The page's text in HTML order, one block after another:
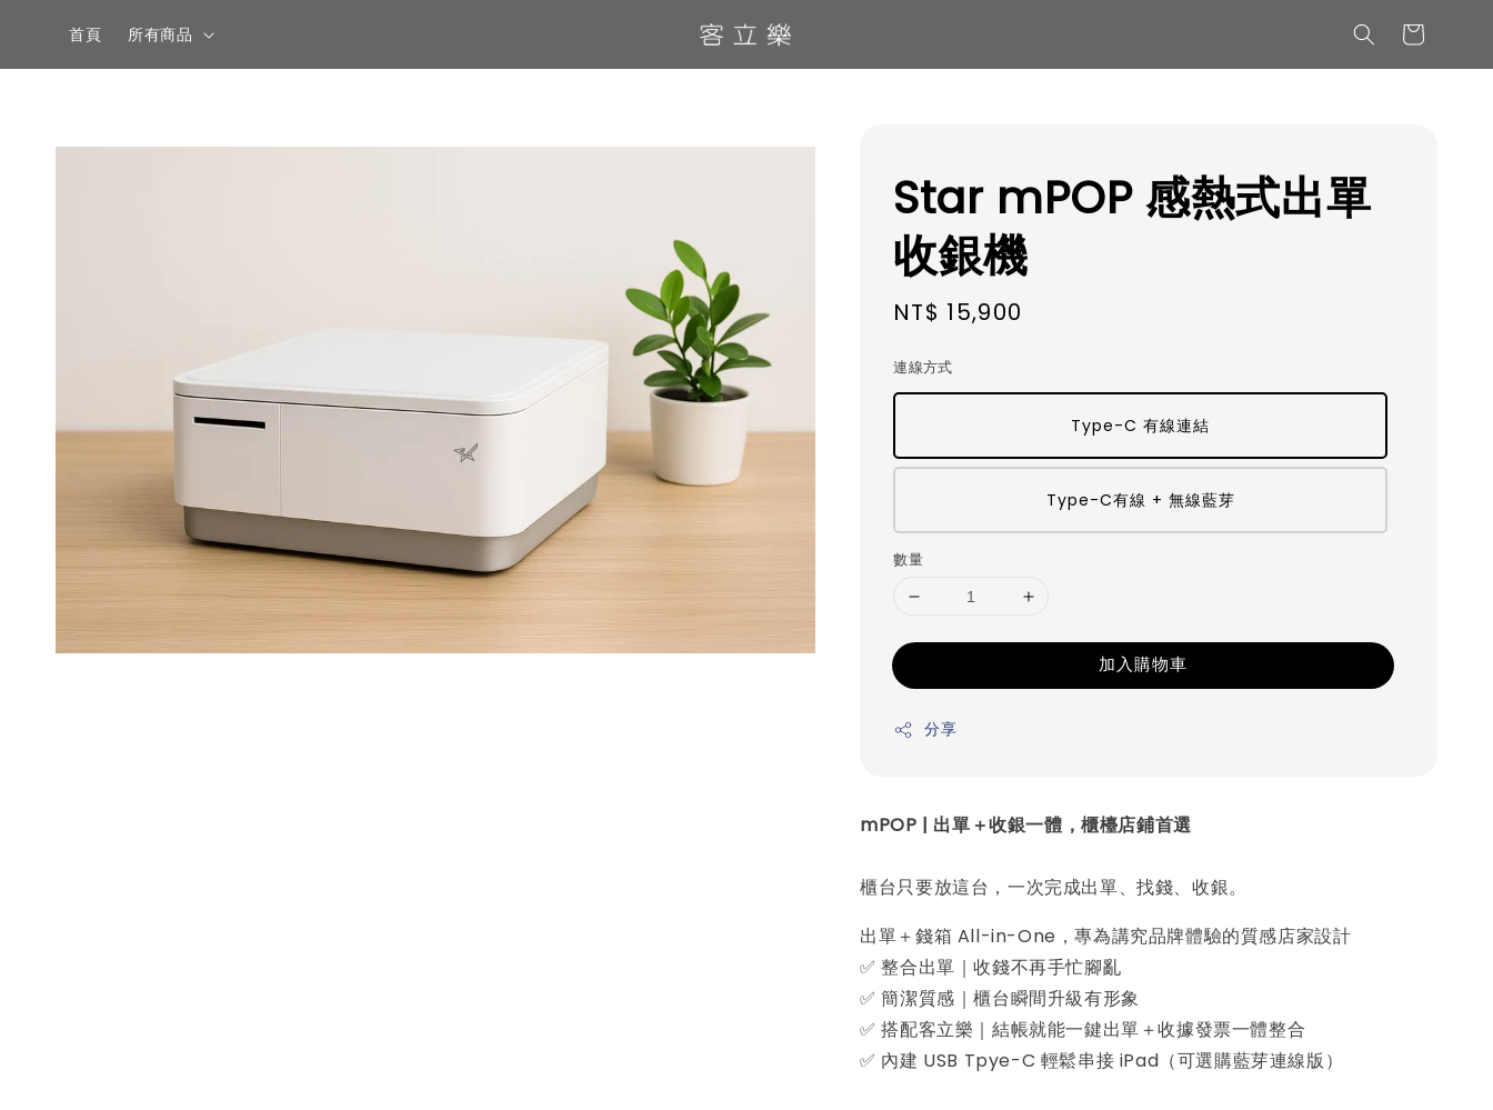
首頁 所有商品
Star mPOP 感熱式出單
收銀機
Regular
NT$ 15,900
連線方式
Type-C 有線連結
Type-C有線 + 無線藍芽
數量
加入購物車
分享
mPOP | 出單＋收銀一體，櫃檯店鋪首選
櫃台只要放這台，一次完成出單、找錢、收銀。
出單＋錢箱 All-in-One，專為講究品牌體驗的質感店家設計
✅ 整合出單｜收錢不再手忙腳亂
✅ 簡潔質感｜櫃台瞬間升級有形象
✅ 搭配客立樂｜結帳就能一鍵出單＋收據發票一體整合
✅ 內建 USB Tpye-C 輕鬆串接 iPad（可選購藍芽連線版）